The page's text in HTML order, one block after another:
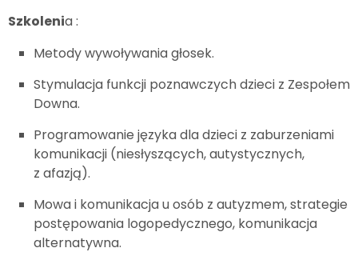
Szkolenia :
Metody wywoływania głosek.
Stymulacja funkcji poznawczych dzieci z Zespołem
Downa.
Programowanie języka dla dzieci z zaburzeniami
komunikacji (niesłyszących, autystycznych,
z afazją).
Mowa i komunikacja u osób z autyzmem, strategie
postępowania logopedycznego, komunikacja
alternatywna.